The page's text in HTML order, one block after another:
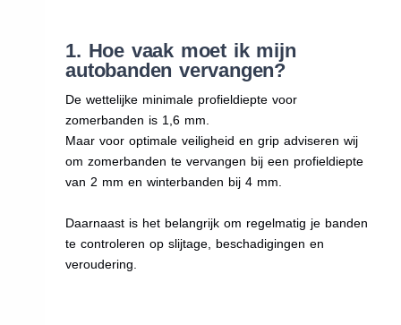
1. Hoe vaak moet ik mijn
autobanden vervangen?
De wettelijke minimale profieldiepte voor
zomerbanden is 1,6 mm.
Maar voor optimale veiligheid en grip adviseren wij
om zomerbanden te vervangen bij een profieldiepte
van 2 mm en winterbanden bij 4 mm.
Daarnaast is het belangrijk om regelmatig je banden
te controleren op slijtage, beschadigingen en
veroudering.